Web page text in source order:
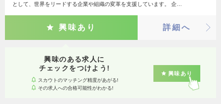
として、世界をリードする企業や組織の変革を支援しています。 企…
興味あり 詳細へ
興味のある求人に
チェックをつけよう!
スカウトのマッチング精度があがる!
その求人への合格可能性がわかる!
興味あり